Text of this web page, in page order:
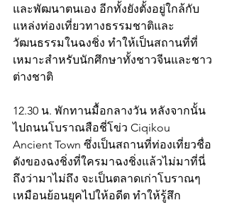
และพัฒนาตนเอง อีกทั้งยังตั้งอยู่ใกล้กับ
แหล่งท่องเที่ยวทางธรรมชาติและ
วัฒนธรรมในฉงชิ่ง ทำให้เป็นสถานที่ที่
เหมาะสำหรับนักศึกษาทั้งชาวจีนและชาว
ต่างชาติ
12.30 น. พักทานมื้อกลางวัน หลังจากนั้น
ไปถนนโบราณสือชี่โข่ว Ciqikou
Ancient Town ซึ่งเป็นสถานที่ท่องเที่ยวชื่อ
ดังของฉงชิ่งที่ใครมาฉงชิ่งแล้วไม่มาที่นี่
ถึงว่ามาไม่ถึง จะเป็นตลาดเก่าโบราณๆ
เหมือนย้อนยุคไปให้อดีต ทำให้รู้สึก